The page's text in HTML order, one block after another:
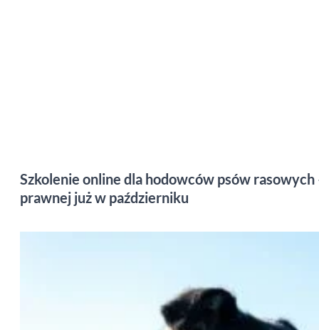
Szkolenie online dla hodowców psów
prawnej już w październiku